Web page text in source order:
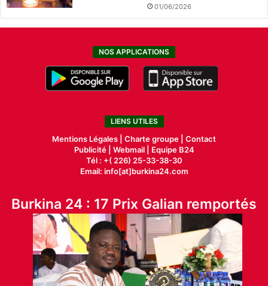
01/06/2026
NOS APPLICATIONS
LIENS UTILES
Mentions Légales | Charte groupe | Contact
Publicité| Webmail |
Equipe B24
Tél : +( 226) 25-33-38-30
Email: info[at]burkina24.com
Burkina 24 : 17 Prix Galian remportés